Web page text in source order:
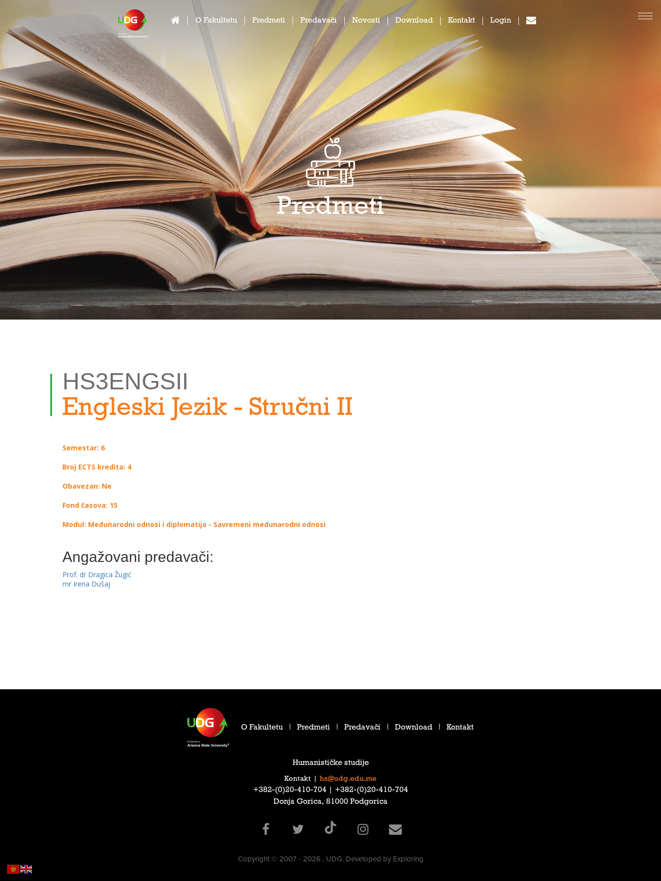
O Fakultetu Predmeti Predavači Novosti Download Kontakt Login
Predmeti
HS3ENGSII
Engleski Jezik - Stručni II
Semestar: 6
Broj ECTS kredita: 4
Obavezan: Ne
Fond časova: 15
Modul: Međunarodni odnosi i diplomatija - Savremeni međunarodni odnosi
Angažovani predavači:
Prof. dr Dragica Žugić
mr Irena Dušaj
O Fakultetu Predmeti Predavači Download Kontakt
Humanističke studije
Kontakt hs@udg.edu.me
‎+382-(0)20-410-704‎ | ‎+382-(0)20-410-704‎
Donja Gorica, 81000 Podgorica
Copyright © 2007 - 2026 , UDG. Developed by Exploring